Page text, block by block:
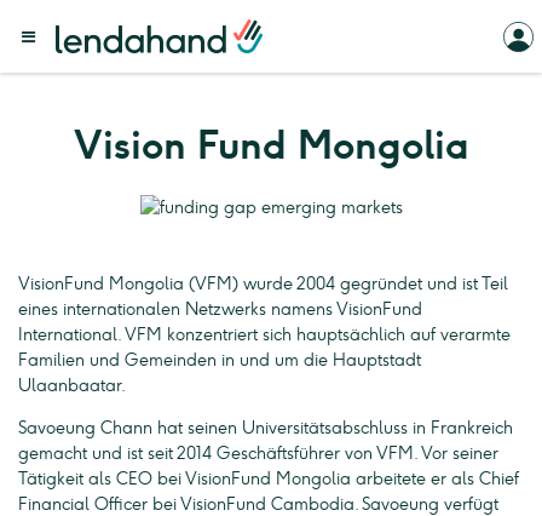
Vision Fund Mongolia
VisionFund Mongolia (VFM) wurde 2004 gegründet und ist Teil
eines internationalen Netzwerks namens VisionFund
International. VFM konzentriert sich hauptsächlich auf verarmte
Familien und Gemeinden in und um die Hauptstadt
Ulaanbaatar.
Savoeung Chann hat seinen Universitätsabschluss in Frankreich
gemacht und ist seit 2014 Geschäftsführer von VFM. Vor seiner
Tätigkeit als CEO bei VisionFund Mongolia arbeitete er als Chief
Financial Officer bei VisionFund Cambodia. Savoeung verfügt